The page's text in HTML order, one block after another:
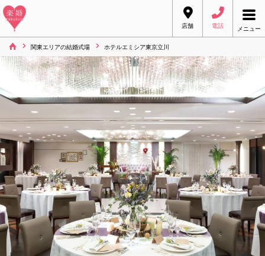
店舗 電話 メニュー
関東エリアの結婚式場 ホテルエミシア東京立川